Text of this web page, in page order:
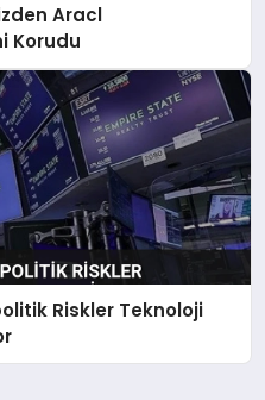
Aracl
Korudu
Riskler Teknoloji